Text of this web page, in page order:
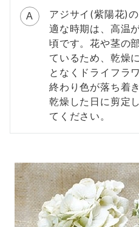
A
アジサイ(紫陽花)
適な時期は、高温
頃です。花や茎の
ているため、乾燥
となくドライフラ
終わり色が落ち着
乾燥した日に剪定
てください。